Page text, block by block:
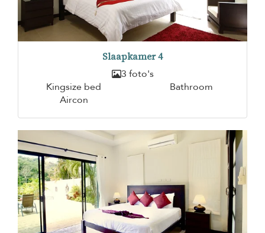
Slaapkamer 4
3 foto's
Kingsize bed
Bathroom
Aircon